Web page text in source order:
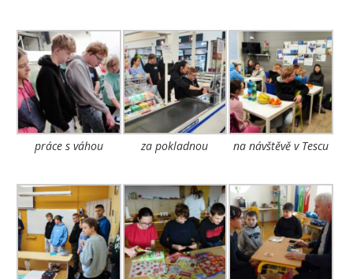
práce s váhou za pokladnou na návštěvě v Tescu